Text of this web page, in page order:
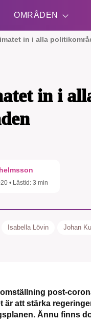
OMRÅDEN
in i alla
in i
• Lästid: 3 min
Isabella Lövin Johan
post-
är att stärka
Ännu finns